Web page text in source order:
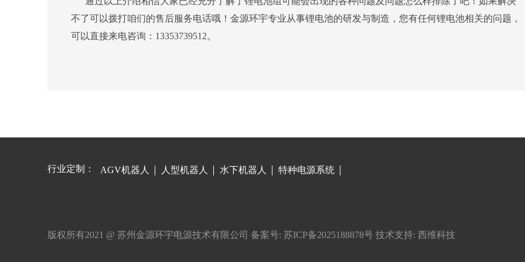
不了可以拨打咱们的售后服务电话哦！金源环宇专业从事锂电池的研发与制造，您有任何锂电池相关的问题，
可以直接来电咨询：13353739512。
行业定制： AGV机器人 人型机器人 水下机器人 特种电源系统
版权所有2021 @ 苏州金源环宇电源技术有限公司 备案号: 苏ICP备2025188878号技术支持: 西维科技